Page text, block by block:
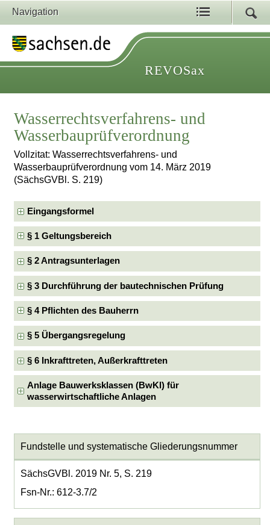
Navigation
REVOSax
Wasserrechtsverfahrens- und
Wasserbauprüfverordnung
Vollzitat: Wasserrechtsverfahrens- und
Wasserbauprüfverordnung vom 14. März 2019
(SächsGVBl. S. 219)
Eingangsformel
§ 1 Geltungsbereich
§ 2 Antragsunterlagen
§ 3 Durchführung der bautechnischen Prüfung
§ 4 Pflichten des Bauherrn
§ 5 Übergangsregelung
§ 6 Inkrafttreten, Außerkrafttreten
Anlage Bauwerksklassen (BwKl) für
wasserwirtschaftliche Anlagen
Fundstelle und systematische Gliederungsnummer
SächsGVBl. 2019 Nr. 5, S. 219
Fsn-Nr.: 612-3.7/2